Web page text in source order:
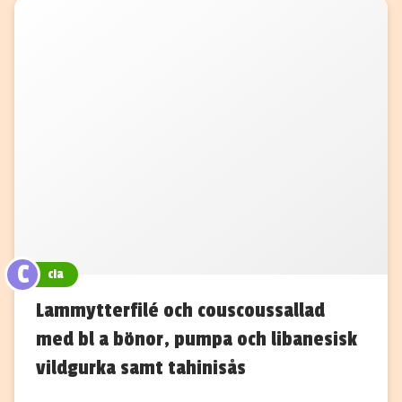
C cia
Lammytterfilé och couscoussallad
med bl a bönor, pumpa och libanesisk
vildgurka samt tahinisås